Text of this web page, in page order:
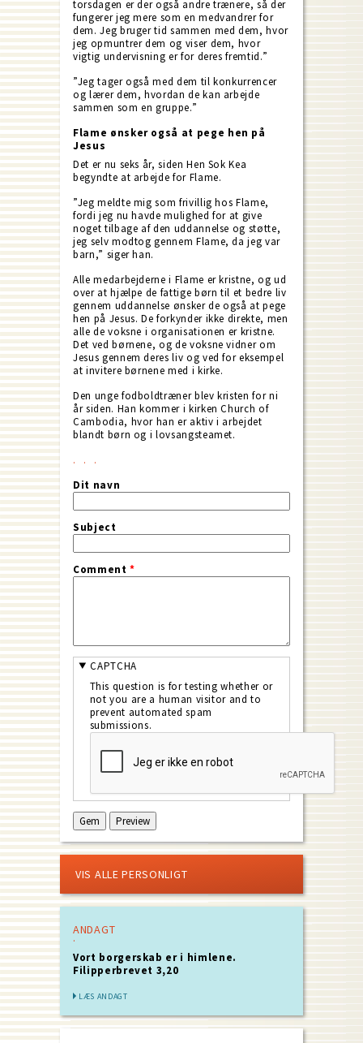
torsdagen er der også andre trænere, så der
fungerer jeg mere som en medvandrer for
dem. Jeg bruger tid sammen med dem, hvor
jeg opmuntrer dem og viser dem, hvor
vigtig undervisning er for deres fremtid.”
”Jeg tager også med dem til konkurrencer
og lærer dem, hvordan de kan arbejde
sammen som en gruppe.”
Flame ønsker også at pege hen på
Jesus
Det er nu seks år, siden Hen Sok Kea
begyndte at arbejde for Flame.
”Jeg meldte mig som frivillig hos Flame,
fordi jeg nu havde mulighed for at give
noget tilbage af den uddannelse og støtte,
jeg selv modtog gennem Flame, da jeg var
barn,” siger han.
Alle medarbejderne i Flame er kristne, og ud
over at hjælpe de fattige børn til et bedre liv
gennem uddannelse ønsker de også at pege
hen på Jesus. De forkynder ikke direkte, men
alle de voksne i organisationen er kristne.
Det ved børnene, og de voksne vidner om
Jesus gennem deres liv og ved for eksempel
at invitere børnene med i kirke.
Den unge fodboldtræner blev kristen for ni
år siden. Han kommer i kirken Church of
Cambodia, hvor han er aktiv i arbejdet
blandt børn og i lovsangs­teamet.
Dit navn
Subject
Comment*
CAPTCHA
This question is for testing whether or
not you are a human visitor and to
prevent automated spam
submissions.
VIS ALLE PERSONLIGT
ANDAGT
Vort borgerskab er i himlene.
Filipperbrevet 3,20
LÆS ANDAGT